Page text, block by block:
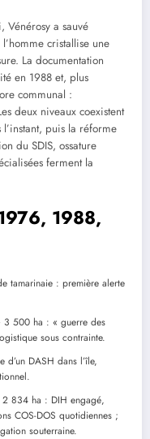
Vénérosy a sauvé
cristallise une
La documentation
en 1988 et, plus
communal :
deux niveaux coexistent
puis la réforme
du SDIS, ossature
ferment la
1988,
tamarinaie : première alerte
3 500 ha : « guerre des
sous contrainte.
DASH dans l’île,
2 834 ha : DIH engagé,
COS-DOS quotidiennes ;
souterraine.